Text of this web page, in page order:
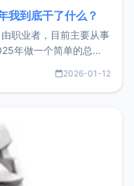
我到底干了什么？
职业者，目前主要从事
年做一个简单的总
年不求突破，但求保
2026-01-12